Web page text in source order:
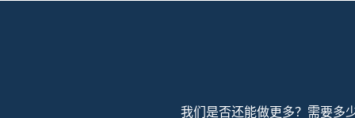
我们是否还能做更多？需要多